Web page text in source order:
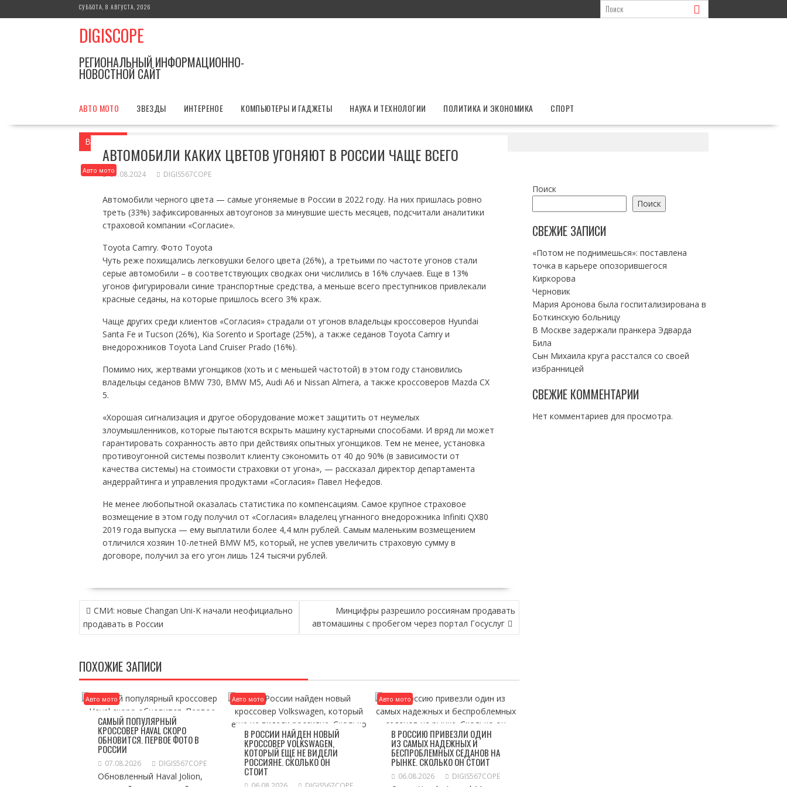
к
СУББОТА, 8 АВГУСТА, 2026
DIGISCOPE
РЕГИОНАЛЬНЫЙ ИНФОРМАЦИОННО-
НОВОСТНОЙ САЙТ
АВТО МОТО ЗВЕЗДЫ ИНТЕРЕНОЕ КОМПЬЮТЕРЫ И ГАДЖЕТЫ НАУКА И ТЕХНОЛОГИИ ПОЛИТИКА И ЭКОНОМИКА СПОРТ
Вы здесь
Авто мото
АВТОМОБИЛИ КАКИХ ЦВЕТОВ УГОНЯЮТ В РОССИИ ЧАЩЕ ВСЕГО
01.08.2024 DIGIS567COPE
Автомобили черного цвета — самые угоняемые в России в 2022 году. На них пришлась ровно
треть (33%) зафиксированных автоугонов за минувшие шесть месяцев, подсчитали аналитики
страховой компании «Согласие».
Toyota Camry. Фото Toyota
Чуть реже похищались легковушки белого цвета (26%), а третьими по частоте угонов стали
серые автомобили – в соответствующих сводках они числились в 16% случаев. Еще в 13%
угонов фигурировали синие транспортные средства, а меньше всего преступников привлекали
красные седаны, на которые пришлось всего 3% краж.
Чаще других среди клиентов «Согласия» страдали от угонов владельцы кроссоверов Hyundai
Santa Fe и Tucson (26%), Kia Sorento и Sportage (25%), а также седанов Toyota Camry и
внедорожников Toyota Land Cruiser Prado (16%).
Помимо них, жертвами угонщиков (хоть и с меньшей частотой) в этом году становились
владельцы седанов BMW 730, BMW M5, Audi A6 и Nissan Almera, а также кроссоверов Mazda CX 
5.
«Хорошая сигнализация и другое оборудование может защитить от неумелых
злоумышленников, которые пытаются вскрыть машину кустарными способами. И вряд ли может
гарантировать сохранность авто при действиях опытных угонщиков. Тем не менее, установка
противоугонной системы позволит клиенту сэкономить от 40 до 90% (в зависимости от
качества системы) на стоимости страховки от угона», — рассказал директор департамента
андеррайтинга и управления продуктами «Согласия» Павел Нефедов.
Не менее любопытной оказалась статистика по компенсациям. Самое крупное страховое
возмещение в этом году получил от «Согласия» владелец угнанного внедорожника Infiniti QX80
2019 года выпуска — ему выплатили более 4,4 млн рублей. Самым маленьким возмещением
отличился хозяин 10-летней BMW M5, который, не успев увеличить страховую сумму в
договоре, получил за его угон лишь 124 тысячи рублей.
НАВИГАЦИЯ
ПО
ЗАПИСЯМ
СМИ: новые Changan Uni-K начали неофициально
продавать в России
Минцифры разрешило россиянам продавать
автомашины с пробегом через портал Госуслуг
ПОХОЖИЕ ЗАПИСИ
Авто мото
САМЫЙ ПОПУЛЯРНЫЙ
КРОССОВЕР HAVAL СКОРО
ОБНОВИТСЯ. ПЕРВОЕ ФОТО В
РОССИИ
07.08.2026 DIGIS567COPE
Обновленный Haval Jolion,
Авто мото
В РОССИИ НАЙДЕН НОВЫЙ
КРОССОВЕР VOLKSWAGEN,
КОТОРЫЙ ЕЩЕ НЕ ВИДЕЛИ
РОССИЯНЕ. СКОЛЬКО ОН
СТОИТ
Авто мото
В РОССИЮ ПРИВЕЗЛИ ОДИН
ИЗ САМЫХ НАДЕЖНЫХ И
БЕСПРОБЛЕМНЫХ СЕДАНОВ НА
РЫНКЕ. СКОЛЬКО ОН СТОИТ
06.08.2026 DIGIS567COPE
Поиск
Поиск
СВЕЖИЕ ЗАПИСИ
«Потом не поднимешься»: поставлена
точка в карьере опозорившегося
Киркорова
Черновик
Мария Аронова была госпитализирована в
Боткинскую больницу
В Москве задержали пранкера Эдварда
Била
Сын Михаила круга расстался со своей
избранницей
СВЕЖИЕ КОММЕНТАРИИ
Нет комментариев для просмотра.